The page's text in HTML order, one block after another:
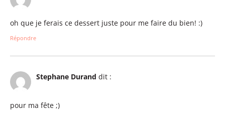
oh que je ferais ce dessert juste pour me faire du bien! :)
Répondre
Stephane Durand dit :
pour ma fête ;)